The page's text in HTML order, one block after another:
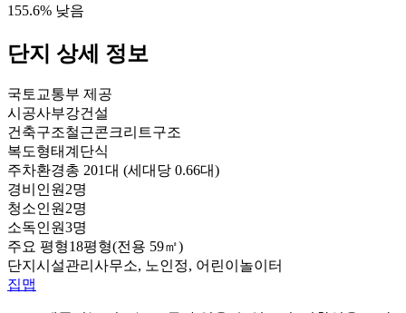
155.6% 낮음
단지 상세 정보
국토교통부 제공
시공사부강건설
건축구조철근콘크리트구조
복도형태계단식
주차환경총 201대 (세대당 0.66대)
경비인원2명
청소인원2명
소독인원3명
주요 평형18평형(전용 59㎡)
단지시설관리사무소, 노인정, 어린이놀이터
집맵